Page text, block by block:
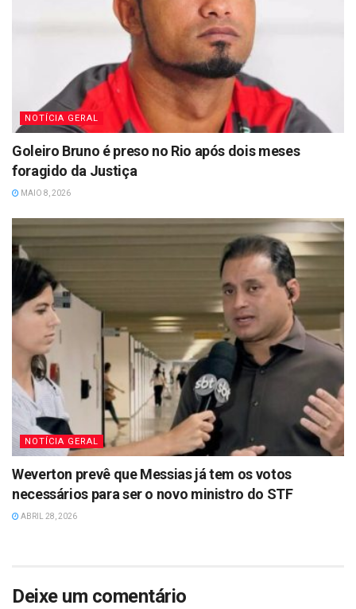
NOTÍCIA GERAL
Goleiro Bruno é preso no Rio após dois meses
foragido da Justiça
MAIO 8, 2026
NOTÍCIA GERAL
Weverton prevê que Messias já tem os votos
necessários para ser o novo ministro do STF
ABRIL 28, 2026
Deixe um comentário